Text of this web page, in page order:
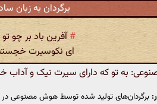
برگردان به زبان
#آفرین باد بر چو
ای نکوسیرت
به تو که دارای سیرت نیک و آداب
برگردان‌های تولید شده توسط هوش مصنوعی در